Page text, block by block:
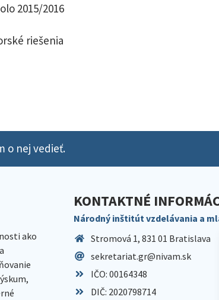
2015/2016
riešenia
o nej vedieť.
ako
KONTAKTNÉ
Národný inštitút vzdelávania a
Stromová 1, 831 01 Bratislava
sekretariat.gr@nivam.sk
IČO: 00164348
DIČ: 2020798714